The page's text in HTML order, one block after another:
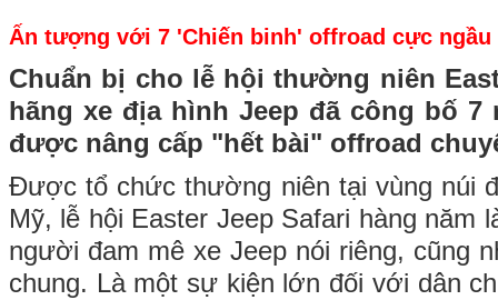
Ấn tượng với 7 'Chiến binh' offroad cực ngầu
Chuẩn bị cho lễ hội thường niên
hãng xe địa hình Jeep đã công bố 7
được nâng cấp "hết bài" offroad
Được tổ chức thường niên tại vùng núi
Mỹ, lễ hội Easter Jeep Safari hàng năm
người đam mê xe Jeep nói riêng, cũng
chung. Là một sự kiện lớn đối với dân